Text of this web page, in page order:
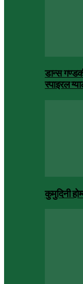
डान्स
स्पाइरल
कुमुदिनी